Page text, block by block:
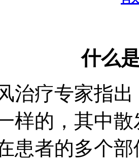
什么
疗专家指出
样的，其中
患者的多个